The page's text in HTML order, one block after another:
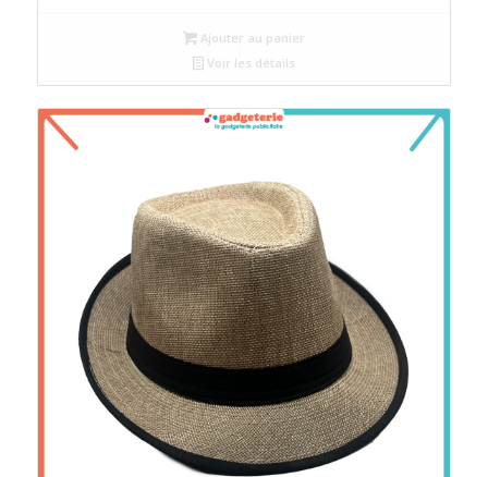
Ajouter au panier
Voir les détails